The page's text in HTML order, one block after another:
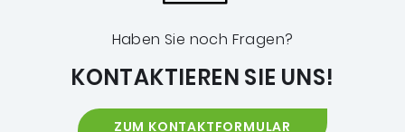
Haben Sie noch Fragen?
KONTAKTIEREN SIE UNS!
ZUM KONTAKTFORMULAR